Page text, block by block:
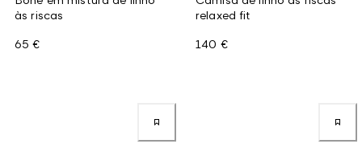
às riscas
65 €
relaxed fit
140 €